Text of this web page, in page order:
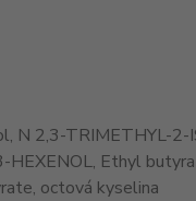
N 2,3-TRIMETHYL-
HEXENOL, Ethyl
octová kyselina